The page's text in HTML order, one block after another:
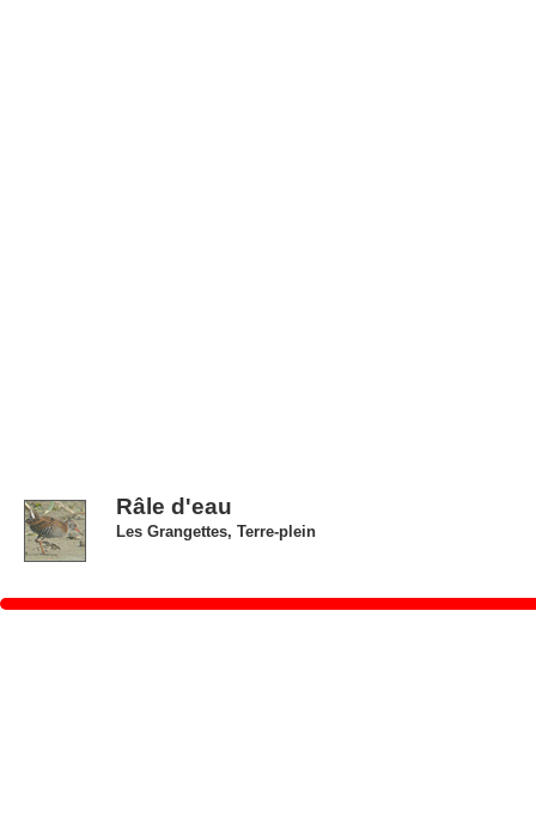
Râle d'eau
Les Grangettes, Terre-plein